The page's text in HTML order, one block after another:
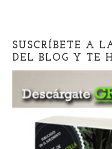
SUSCRÍBETE A
DEL BLOG Y TE